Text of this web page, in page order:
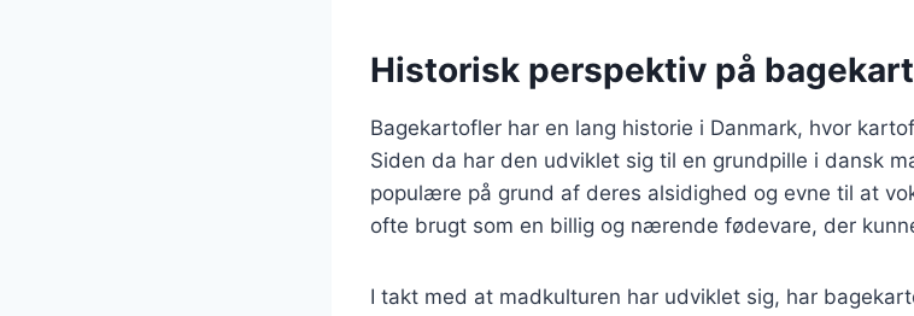
Historisk perspektiv på
Bagekartofler har en lang historie i Danmark, hvor
Siden da har den udviklet sig til en grundpille i dansk
populære på grund af deres alsidighed og evne til at
ofte brugt som en billig og nærende fødevare, der
I takt med at madkulturen har udviklet sig, har